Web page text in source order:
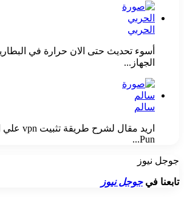
الحربي
أسوء تحديث حتى الان حرارة في
الجهاز...
سالم
Pun...
جوجل نيوز
تابعنا فيجوجل نيوز